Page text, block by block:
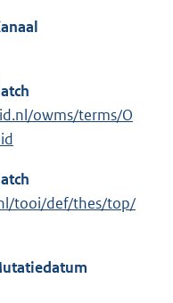
owms/terms/O
tooi/def/thes/top/